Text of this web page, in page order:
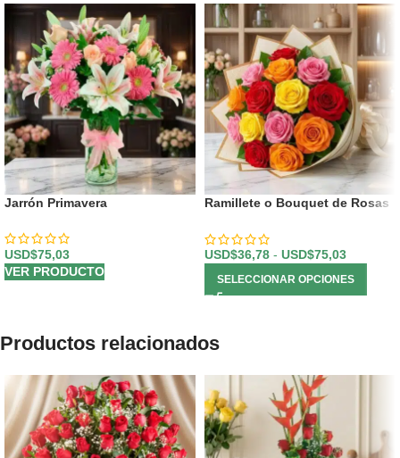
Jarrón Primavera
USD$75,03
VER PRODUCTO
Ramillete o Bouquet de Rosas
USD$36,78 - USD$75,03
SELECCIONAR OPCIONES
Productos relacionados